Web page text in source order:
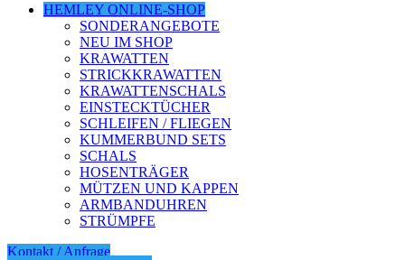
HEMLEY ONLINE-SHOP
SONDERANGEBOTE
NEU IM SHOP
KRAWATTEN
STRICKKRAWATTEN
KRAWATTENSCHALS
EINSTECKTÜCHER
SCHLEIFEN / FLIEGEN
KUMMERBUND SETS
SCHALS
HOSENTRÄGER
MÜTZEN UND KAPPEN
ARMBANDUHREN
STRÜMPFE
Kontakt / Anfrage